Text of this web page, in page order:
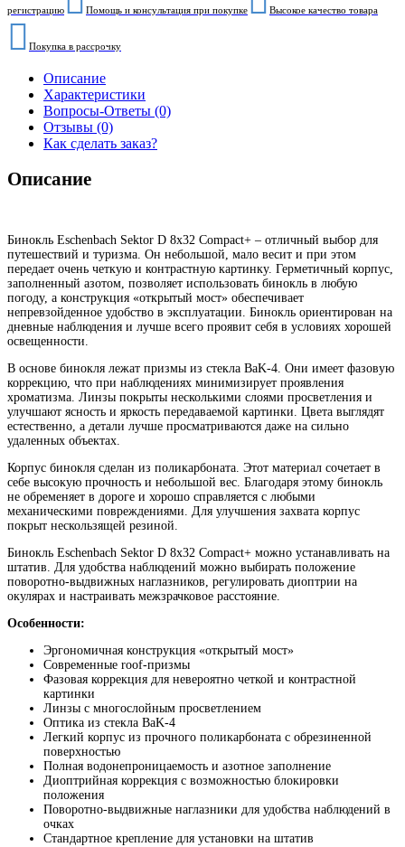
регистрацию Помощь и консультация при покупке Высокое качество товара
Покупка в рассрочку
Описание
Характеристики
Вопросы-Ответы (0)
Отзывы (0)
Как сделать заказ?
Описание
Бинокль Eschenbach Sektor D 8x32 Compact+ – отличный выбор для
путешествий и туризма. Он небольшой, мало весит и при этом
передает очень четкую и контрастную картинку. Герметичный корпус,
заполненный азотом, позволяет использовать бинокль в любую
погоду, а конструкция «открытый мост» обеспечивает
непревзойденное удобство в эксплуатации. Бинокль ориентирован на
дневные наблюдения и лучше всего проявит себя в условиях хорошей
освещенности.
В основе бинокля лежат призмы из стекла BaK-4. Они имеет фазовую
коррекцию, что при наблюдениях минимизирует проявления
хроматизма. Линзы покрыты несколькими слоями просветления и
улучшают ясность и яркость передаваемой картинки. Цвета выглядят
естественно, а детали лучше просматриваются даже на сильно
удаленных объектах.
Корпус бинокля сделан из поликарбоната. Этот материал сочетает в
себе высокую прочность и небольшой вес. Благодаря этому бинокль
не обременяет в дороге и хорошо справляется с любыми
механическими повреждениями. Для улучшения захвата корпус
покрыт нескользящей резиной.
Бинокль Eschenbach Sektor D 8x32 Compact+ можно устанавливать на
штатив. Для удобства наблюдений можно выбирать положение
поворотно-выдвижных наглазников, регулировать диоптрии на
окулярах и настраивать межзрачковое расстояние.
Особенности:
Эргономичная конструкция «открытый мост»
Современные roof-призмы
Фазовая коррекция для невероятно четкой и контрастной
картинки
Линзы с многослойным просветлением
Оптика из стекла BaK-4
Легкий корпус из прочного поликарбоната с обрезиненной
поверхностью
Полная водонепроницаемость и азотное заполнение
Диоптрийная коррекция с возможностью блокировки
положения
Поворотно-выдвижные наглазники для удобства наблюдений в
очках
Стандартное крепление для установки на штатив